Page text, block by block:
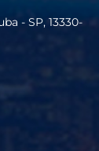
- SP, 13330-